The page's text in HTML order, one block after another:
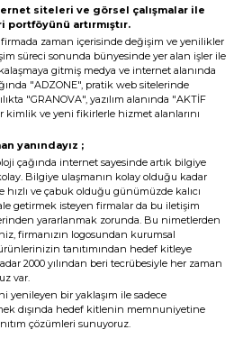
siteleri ve görsel çalışmalar ile
portföyünü artırmıştır.
zaman içerisinde değişim ve yenilikler
süreci sonunda bünyesinde yer alan işler ile
gitmiş medya ve internet alanında
"ADZONE", pratik web sitelerinde
"GRANOVA", yazılım alanında "AKTİF
kimlik ve yeni fikirlerle hizmet alanlarını
yanındayız ;
çağında internet sayesinde artık bilgiye
Bilgiye ulaşmanın kolay olduğu kadar
hızlı ve çabuk olduğu günümüzde kalıcı
getirmek isteyen firmalar da bu iletişim
yararlanmak zorunda. Bu nimetlerden
firmanızın logosundan kurumsal
tanıtımından hedef kitleye
2000 yılından beri tecrübesiyle her zaman
var.
yenileyen bir yaklaşım ile sadece
dışında hedef kitlenin memnuniyetine
çözümleri sunuyoruz.